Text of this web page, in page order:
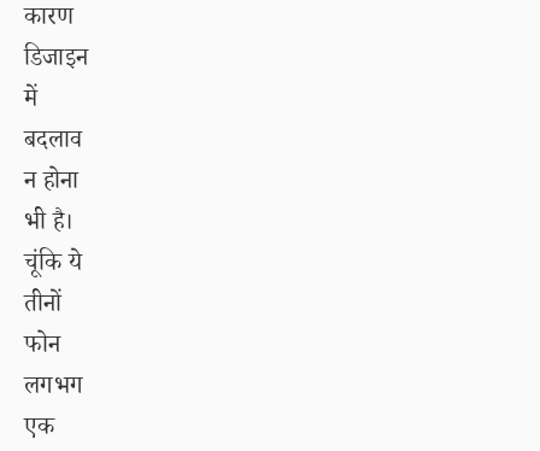
कारण
डिजाइन
में
बदलाव
न होना
भी है।
चूंकि ये
तीनों
फोन
लगभग
एक